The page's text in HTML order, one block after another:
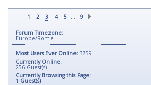
1 2 3 4 5 … 9
Forum Timezone:
Europe/Rome
Most Users Ever Online: 3759
Currently Online:
256 Guest(s)
Currently Browsing this Page:
1 Guest(s)